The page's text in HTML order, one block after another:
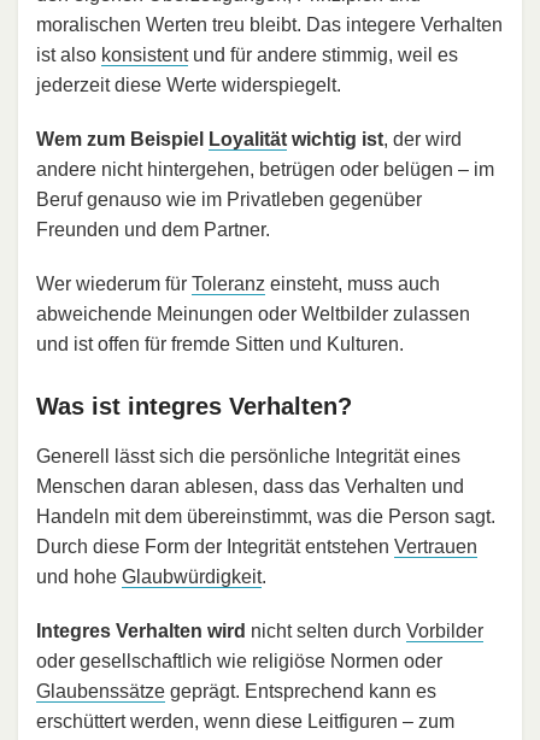
moralischen Werten treu bleibt. Das integere Verhalten
ist also konsistentund für andere stimmig, weil es
jederzeit diese Werte widerspiegelt.
Wem zum Beispiel Loyalität wichtig ist, der wird
andere nicht hintergehen, betrügen oder belügen – im
Beruf genauso wie im Privatleben gegenüber
Freunden und dem Partner.
Wer wiederum für Toleranz einsteht, muss auch
abweichende Meinungen oder Weltbilder zulassen
und ist offen für fremde Sitten und Kulturen.
Was ist integres Verhalten?
Generell lässt sich die persönliche Integrität eines
Menschen daran ablesen, dass das Verhalten und
Handeln mit dem übereinstimmt, was die Person sagt.
Durch diese Form der Integrität entstehen Vertrauen
und hohe Glaubwürdigkeit.
Integres Verhalten wird nicht selten durch Vorbilder
oder gesellschaftlich wie religiöse Normen oder
Glaubenssätze geprägt. Entsprechend kann es
erschüttert werden, wenn diese Leitfiguren – zum